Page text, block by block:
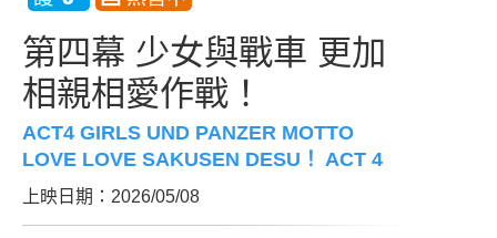
第四幕 少女與戰車 更加
相親相愛作戰！
ACT4 GIRLS UND PANZER MOTTO
LOVE LOVE SAKUSEN DESU！ ACT 4
上映日期：2026/05/08